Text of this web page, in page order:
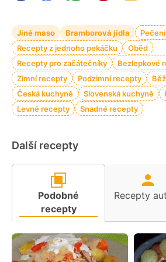
Jiné maso Bramborová jídla
Pečení
Recepty z jednoho pekáčku
Oběd
Recepty pro začátečníky
Bezlepkové
Zimní recepty
Podzimní recepty
Česká kuchyně
Slovenská kuchyně
Levné recepty
Snadné recepty
Další recepty
Podobné
recepty
Recepty